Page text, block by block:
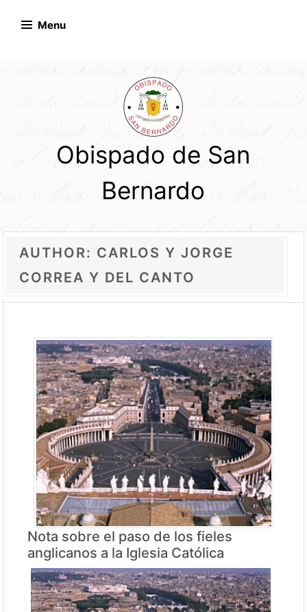
Menu
Obispado de San
Bernardo
AUTHOR: CARLOS Y JORGE
CORREA Y DEL CANTO
Nota sobre el paso de los fieles
anglicanos a la Iglesia Católica